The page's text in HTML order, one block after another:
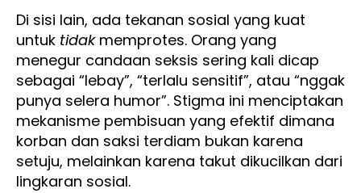
Di sisi lain, ada tekanan sosial yang kuat
untuk tidakmemprotes. Orang yang
menegur candaan seksis sering kali dicap
sebagai “lebay”, “terlalu sensitif”, atau “nggak
punya selera humor”. Stigma ini menciptakan
mekanisme pembisuan yang efektif dimana
korban dan saksi terdiam bukan karena
setuju, melainkan karena takut dikucilkan dari
lingkaran sosial.